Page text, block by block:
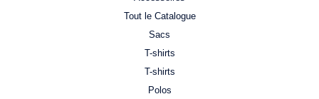
Tout le Catalogue
Sacs
T-shirts
T-shirts
Polos